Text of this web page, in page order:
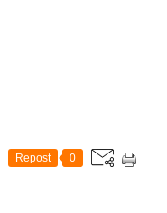
Repost 0